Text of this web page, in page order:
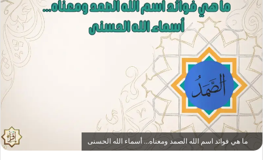
ما هي فوائد اسم الله الصمد ومعناه... أسماء الله الحسنى